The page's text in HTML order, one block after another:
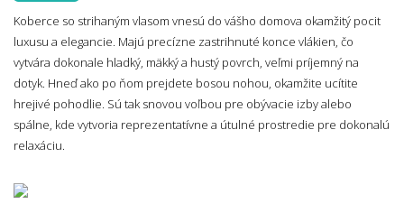
Koberce so strihaným vlasom vnesú do vášho domova okamžitý pocit
luxusu a elegancie. Majú precízne zastrihnuté konce vlákien, čo
vytvára dokonale hladký, mäkký a hustý povrch, veľmi príjemný na
dotyk. Hneď ako po ňom prejdete bosou nohou, okamžite ucítite
hrejivé pohodlie. Sú tak snovou voľbou pre obývacie izby alebo
spálne, kde vytvoria reprezentatívne a útulné prostredie pre dokonalú
relaxáciu.